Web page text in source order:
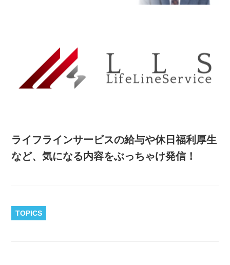
ライフラインサービスの給与や休日福利厚生
など、気になる内容をぶっちゃけ発信！
TOPICS